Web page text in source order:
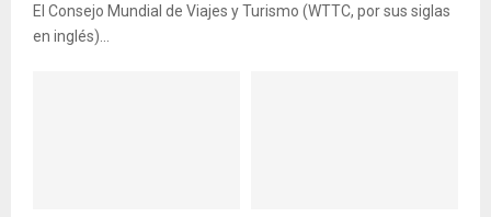
El Consejo Mundial de Viajes y Turismo (WTTC, por sus siglas
en inglés)...